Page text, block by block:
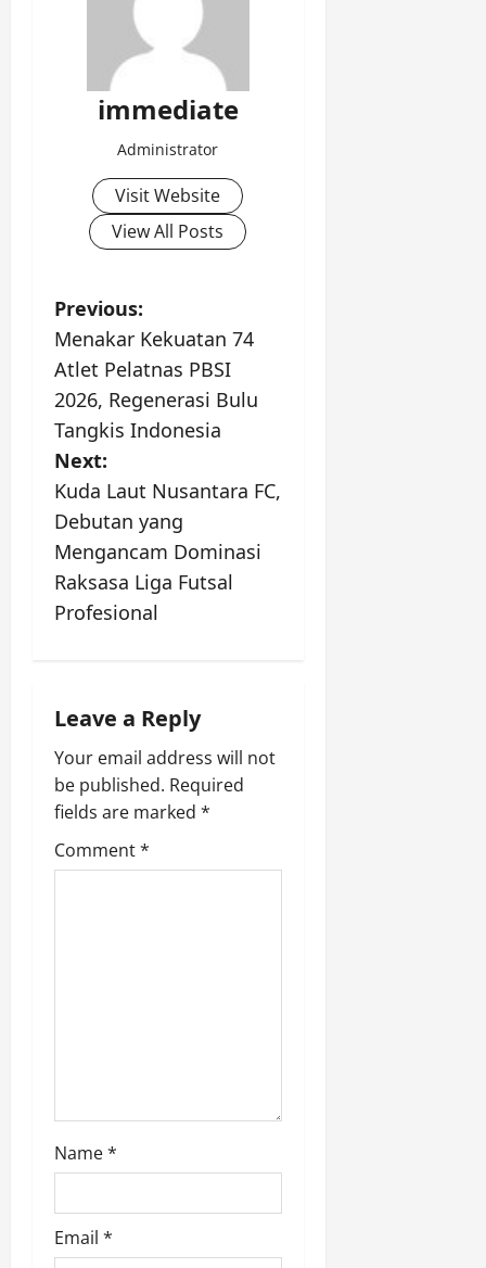
immediate
Administrator
Visit Website
View All Posts
P
o
s
t
n
a
v
i
a
t
i
o
Previous:
Menakar Kekuatan 74
Atlet Pelatnas PBSI
2026, Regenerasi Bulu
Tangkis Indonesia
Next:
Kuda Laut Nusantara FC,
Debutan yang
Mengancam Dominasi
Raksasa Liga Futsal
Profesional
Leave a Reply
Your email address will not
be published. Required
fields are marked *
Comment*
Name*
Email *